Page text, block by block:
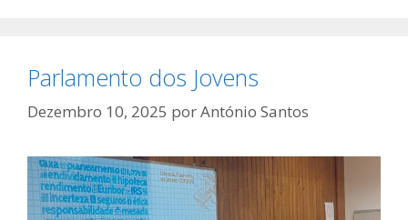
Parlamento dos Jovens
Dezembro 10, 2025 porAntónio Santos